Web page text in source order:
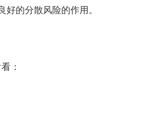
的分散风险的作用。
：